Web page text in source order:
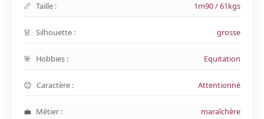
Taille : 1m90 / 61kgs
Silhouette : grosse
Hobbies : Equitation
Caractère : Attentionné
Métier : maraîchère